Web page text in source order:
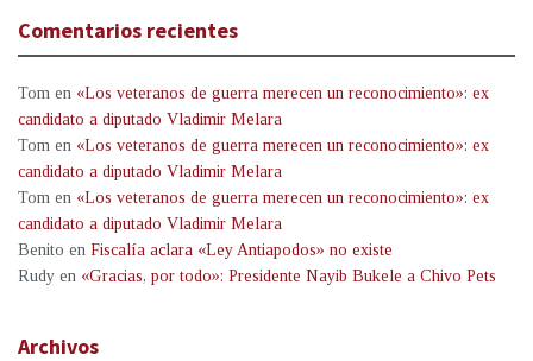
Comentarios recientes
Tom en «Los veteranos de guerra merecen un reconocimiento»: ex
candidato a diputado Vladimir Melara
Tom en «Los veteranos de guerra merecen un reconocimiento»: ex
candidato a diputado Vladimir Melara
Tom en «Los veteranos de guerra merecen un reconocimiento»: ex
candidato a diputado Vladimir Melara
Benito en Fiscalía aclara «Ley Antiapodos» no existe
Rudy en «Gracias, por todo»: Presidente Nayib Bukele a Chivo Pets
Archivos